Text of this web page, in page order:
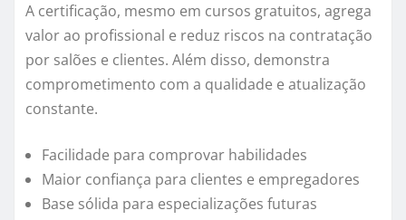
A certificação, mesmo em cursos gratuitos, agrega
valor ao profissional e reduz riscos na contratação
por salões e clientes. Além disso, demonstra
comprometimento com a qualidade e atualização
constante.
Facilidade para comprovar habilidades
Maior confiança para clientes e empregadores
Base sólida para especializações futuras